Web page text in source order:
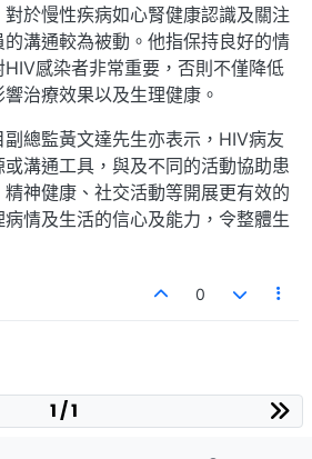
於慢性疾病如心腎健康認識及關注
溝通較為被動。他指保持良好的情
感染者非常重要，否則不僅降低
治療效果以及生理健康。
總監黃文達先生亦表示，HIV病友
溝通工具，與及不同的活動協助患
神健康、社交活動等開展更有效的
情及生活的信心及能力，令整體生
0
1 / 1